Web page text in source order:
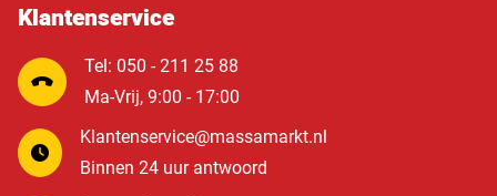
Klantenservice
Tel: 050 - 211 25 88
Ma-Vrij, 9:00 - 17:00
Klantenservice@massamarkt.nl
Binnen 24 uur antwoord